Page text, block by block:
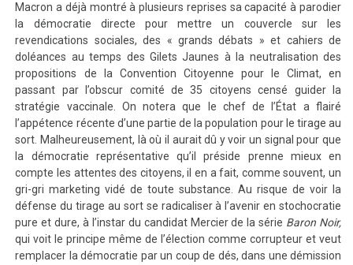
Macron a déjà montré à plusieurs reprises sa capacité à parodier
la démocratie directe pour mettre un couvercle sur les
revendications sociales, des « grands débats » et cahiers de
doléances au temps des Gilets Jaunes à la neutralisation des
propositions de la Convention Citoyenne pour le Climat, en
passant par l’obscur comité de 35 citoyens censé guider la
stratégie vaccinale. On notera que le chef de l’État a flairé
l’appétence récente d’une partie de la population pour le tirage au
sort. Malheureusement, là où il aurait dû y voir un signal pour que
la démocratie représentative qu’il préside prenne mieux en
compte les attentes des citoyens, il en a fait, comme souvent, un
gri-gri marketing vidé de toute substance. Au risque de voir la
défense du tirage au sort se radicaliser à l’avenir en stochocratie
pure et dure, à l’instar du candidat Mercier de la série Baron Noir,
qui voit le principe même de l’élection comme corrupteur et veut
remplacer la démocratie par un coup de dés, dans une démission